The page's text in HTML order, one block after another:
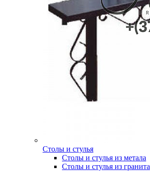
Столы и стулья
Столы и стулья из метала
Столы и стулья из гранита